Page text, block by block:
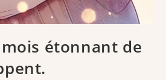
étonnant de